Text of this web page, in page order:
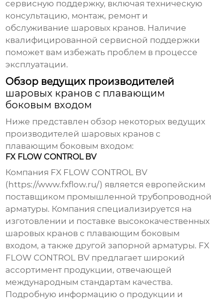
сервисную поддержку, включая техническую
консультацию, монтаж, ремонт и
обслуживание шаровых кранов. Наличие
квалифицированной сервисной поддержки
поможет вам избежать проблем в процессе
эксплуатации.
Обзор ведущих производителей
шаровых кранов с плавающим
боковым входом
Ниже представлен обзор некоторых ведущих
производителей шаровых кранов с
плавающим боковым входом:
FX FLOW CONTROL BV
Компания FX FLOW CONTROL BV
( https://www.fxflow.ru/) является европейским
поставщиком промышленной трубопроводной
арматуры. Компания специализируется на
изготовлении и поставке высококачественных
шаровых кранов с плавающим боковым
входом, а также другой запорной арматуры. FX
FLOW CONTROL BV предлагает широкий
ассортимент продукции, отвечающей
международным стандартам качества.
Подробную информацию о продукции и